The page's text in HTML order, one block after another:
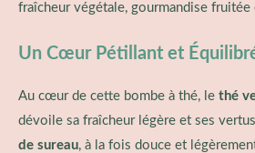
fraîcheur végétale, gourmandise
Un Cœur Pétillant et
Au cœur de cette bombe à thé, le thé
dévoile sa fraîcheur légère et ses
de sureau, à la fois douce et